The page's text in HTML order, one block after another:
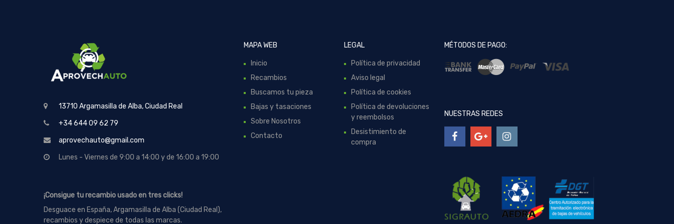
13710 Argamasilla de Alba, Ciudad Real
+34 644 09 62 79
aprovechauto@gmail.com
Lunes - Viernes de 9:00 a 14:00 y de 16:00 a 19:00
¡Consigue tu recambio usado en tres clicks!
Desguace en España, Argamasilla de Alba (Ciudad Real),
recambios y despiece de todas las marcas.
MAPA WEB
Inicio
Recambios
Buscamos tu pieza
Bajas y tasaciones
Sobre Nosotros
Contacto
LEGAL
Política de privacidad
Aviso legal
Política de cookies
Política de devoluciones
y reembolsos
Desistimiento de
compra
MÉTODOS DE PAGO:
NUESTRAS REDES